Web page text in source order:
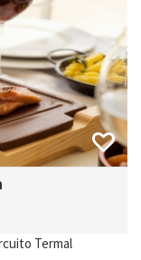
Termal